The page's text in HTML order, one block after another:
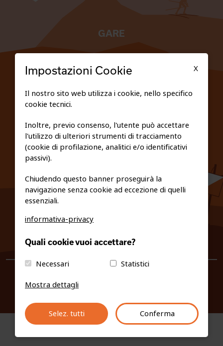
GARE
PRIVACY E COOKIE POLICY
info@fiso.it|fiso@pec-mail.eu
X
Impostazioni Cookie
Il nostro sito web utilizza i cookie, nello specifico
cookie tecnici.
Inoltre, previo consenso, l'utente può accettare
l'utilizzo di ulteriori strumenti di tracciamento
(cookie di profilazione, analitici e/o identificativi
passivi).
Chiudendo questo banner proseguirà la
navigazione senza cookie ad eccezione di quelli
essenziali.
informativa-privacy
Quali cookie vuoi accettare?
Necessari
Statistici
Mostra dettagli
Selez. tutti Conferma